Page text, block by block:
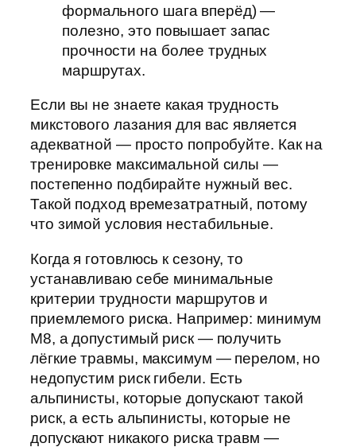
формального шага вперёд) —
полезно, это повышает запас
прочности на более трудных
маршрутах.
Если вы не знаете какая трудность
микстового лазания для вас является
адекватной — просто попробуйте. Как на
тренировке максимальной силы —
постепенно подбирайте нужный вес.
Такой подход времезатратный, потому
что зимой условия нестабильные.
Когда я готовлюсь к сезону, то
устанавливаю себе минимальные
критерии трудности маршрутов и
приемлемого риска. Например: минимум
М8, а допустимый риск — получить
лёгкие травмы, максимум — перелом, но
недопустим риск гибели. Есть
альпинисты, которые допускают такой
риск, а есть альпинисты, которые не
допускают никакого риска травм —